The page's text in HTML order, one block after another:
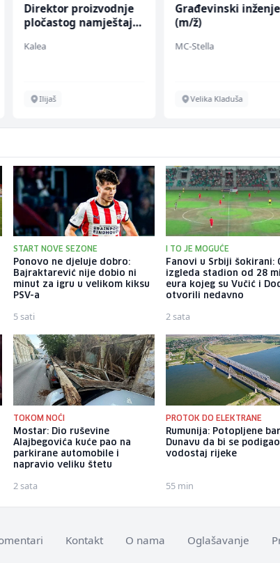
Direktor proizvodnje
pločastog namještaja
Kalea
Ilijaš
Građevinski
(m/ž)
MC-Stella
Velika Kladuša
START NOVE SEZONE
Ponovo ne djeluje dobro:
Bajraktarević nije dobio ni
minut za igru u velikom kiksu
PSV-a
5 sati
I TO JE MOGUĆE
Fanovi u Srbiji šokirani:
izgleda stadion od 28
eura kojeg su Vučić i
otvorili nedavno
2 sata
TOKOM NOĆI
Mostar: Dio ruševine
Alajbegovića kuće pao na
parkirane automobile i
napravio veliku štetu
2 sata
PROTOK DO ELEKTRANE
Rumunija: Potopljene
Dunavu da bi se podigao
vodostaj rijeke
55 min
Kontakt O nama Oglašavanje